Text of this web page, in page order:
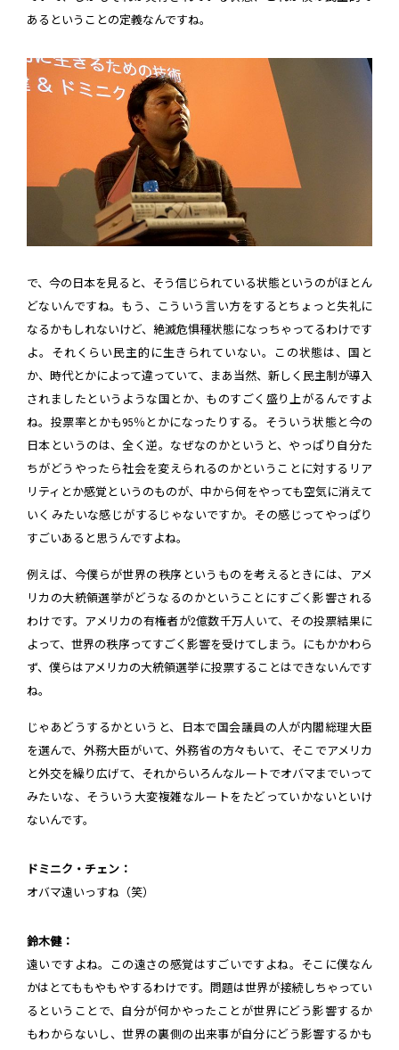
あるということの定義なんですね。
で、今の日本を見ると、そう信じられている状態というのがほとん
どないんですね。もう、こういう言い方をするとちょっと失礼に
なるかもしれないけど、絶滅危惧種状態になっちゃってるわけです
よ。それくらい民主的に生きられていない。この状態は、国と
か、時代とかによって違っていて、まあ当然、新しく民主制が導入
されましたというような国とか、ものすごく盛り上がるんですよ
ね。投票率とかも95％とかになったりする。そういう状態と今の
日本というのは、全く逆。なぜなのかというと、やっぱり自分た
ちがどうやったら社会を変えられるのかということに対するリア
リティとか感覚というのものが、中から何をやっても空気に消えて
いくみたいな感じがするじゃないですか。その感じってやっぱり
すごいあると思うんですよね。
例えば、今僕らが世界の秩序というものを考えるときには、アメ
リカの大統領選挙がどうなるのかということにすごく影響される
わけです。アメリカの有権者が2億数千万人いて、その投票結果に
よって、世界の秩序ってすごく影響を受けてしまう。にもかかわら
ず、僕らはアメリカの大統領選挙に投票することはできないんです
ね。
じゃあどうするかというと、日本で国会議員の人が内閣総理大臣
を選んで、外務大臣がいて、外務省の方々もいて、そこでアメリカ
と外交を繰り広げて、それからいろんなルートでオバマまでいって
みたいな、そういう大変複雑なルートをたどっていかないといけ
ないんです。
ドミニク・チェン：
オバマ遠いっすね（笑）
鈴木健：
遠いですよね。この遠さの感覚はすごいですよね。そこに僕なん
かはとてももやもやするわけです。問題は世界が接続しちゃってい
るということで、自分が何かやったことが世界にどう影響するか
もわからないし、世界の裏側の出来事が自分にどう影響するかも